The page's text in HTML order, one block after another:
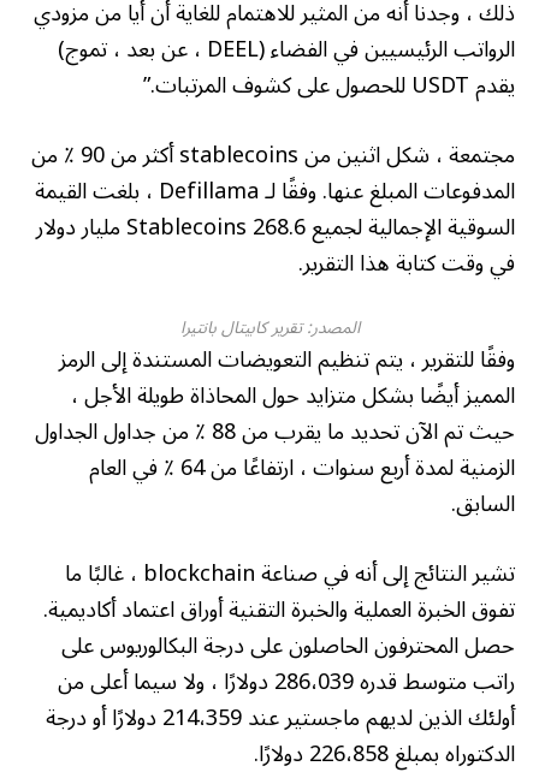
ذلك ، وجدنا أنه من المثير للاهتمام للغاية أن أيا من مزودي
الرواتب الرئيسيين في الفضاء (DEEL ، عن بعد ، تموج)
يقدم USDT للحصول على كشوف المرتبات.”
مجتمعة ، شكل اثنين من stablecoins أكثر من 90 ٪ من
المدفوعات المبلغ عنها. وفقًا لـ Defillama ، بلغت القيمة
السوقية الإجمالية لجميع Stablecoins 268.6 مليار دولار
في وقت كتابة هذا التقرير.
المصدر: تقرير كابيتال بانتيرا
وفقًا للتقرير ، يتم تنظيم التعويضات المستندة إلى الرمز
المميز أيضًا بشكل متزايد حول المحاذاة طويلة الأجل ،
حيث تم الآن تحديد ما يقرب من 88 ٪ من جداول الجداول
الزمنية لمدة أربع سنوات ، ارتفاعًا من 64 ٪ في العام
السابق.
تشير النتائج إلى أنه في صناعة blockchain ، غالبًا ما
تفوق الخبرة العملية والخبرة التقنية أوراق اعتماد أكاديمية.
حصل المحترفون الحاصلون على درجة البكالوريوس على
راتب متوسط قدره 286،039 دولارًا ، ولا سيما أعلى من
أولئك الذين لديهم ماجستير عند 214،359 دولارًا أو درجة
الدكتوراه بمبلغ 226،858 دولارًا.